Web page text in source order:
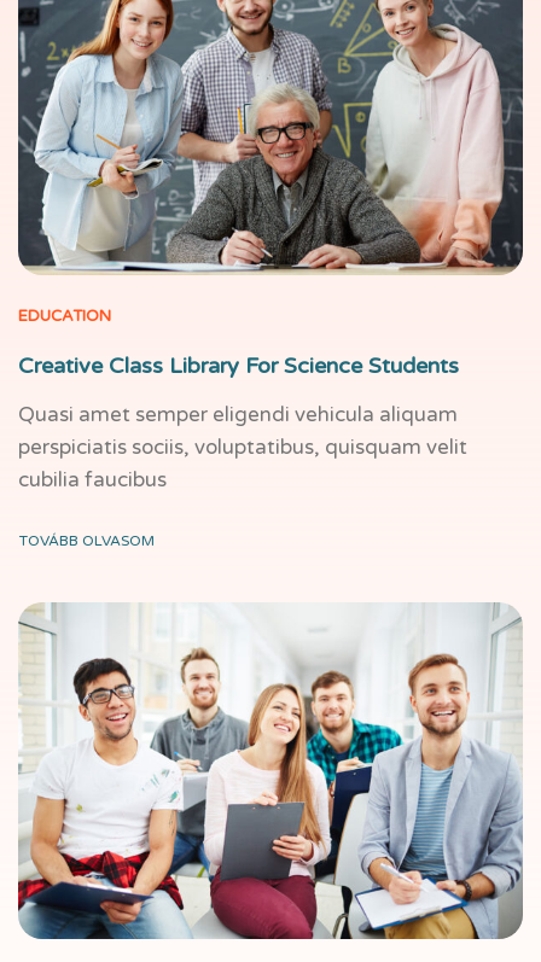
EDUCATION
Creative Class Library For Science Students
Quasi amet semper eligendi vehicula aliquam
perspiciatis sociis, voluptatibus, quisquam velit
cubilia faucibus
TOVÁBB OLVASOM